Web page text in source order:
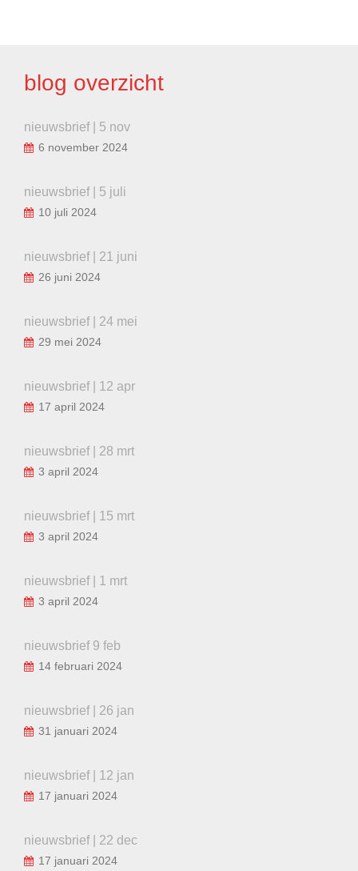
blog overzicht
nieuwsbrief | 5 nov
6 november 2024
nieuwsbrief | 5 juli
10 juli 2024
nieuwsbrief | 21 juni
26 juni 2024
nieuwsbrief | 24 mei
29 mei 2024
nieuwsbrief | 12 apr
17 april 2024
nieuwsbrief | 28 mrt
3 april 2024
nieuwsbrief | 15 mrt
3 april 2024
nieuwsbrief | 1 mrt
3 april 2024
nieuwsbrief 9 feb
14 februari 2024
nieuwsbrief | 26 jan
31 januari 2024
nieuwsbrief | 12 jan
17 januari 2024
nieuwsbrief | 22 dec
17 januari 2024